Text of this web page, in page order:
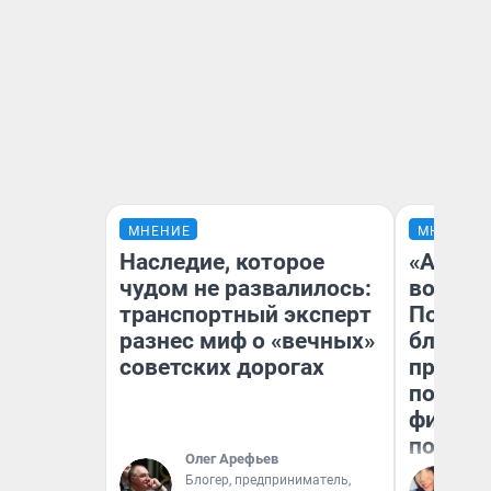
МНЕНИЕ
Наследие, которое
чудом не развалилось:
транспортный эксперт
разнес миф о «вечных»
советских дорогах
Олег Арефьев
Блогер, предприниматель,
МНЕНИЕ
вот